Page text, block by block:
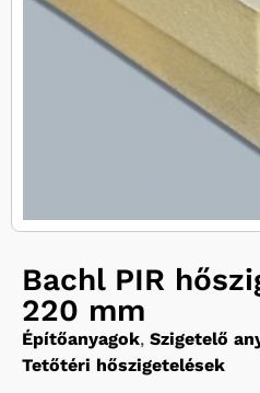
Bachl PIR
220 mm
Építőanyagok, Szigetelő
Tetőtéri hőszigetelések